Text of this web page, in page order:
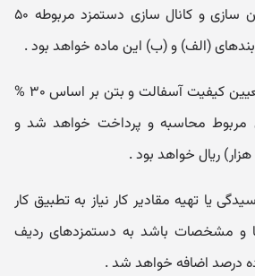
عملیات راهسازی، خیابان سازی و کانال سازی دستمزد مربوطه ۵۰
(الف) و (ب) این ماده خواهد بود .
ت - دستمزد بررسی و تعیین کیفیت آسفالت و بتن بر اساس ۳۰ %
مربوط محاسبه و پرداخت خواهد شد و
یا تهیه مقادیر کار نیاز به تطبیق کار
و مشخصات باشد به دستمزدهای ردیف
درصد اضافه خواهد شد .